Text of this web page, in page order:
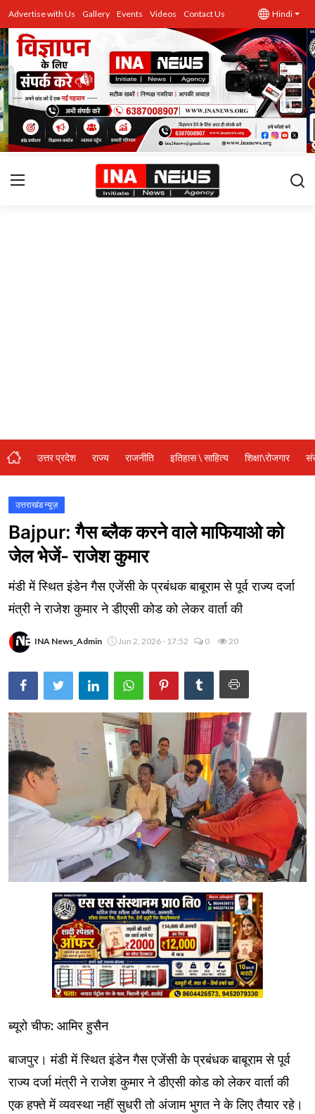
Advertise with Us Gallery Events Videos Contact Us Hindi
उत्तर प्रदेश
Advertise with Us
Events
राज्य
विशेष स्टोरी
अजब गजब
नई दिल्ली
कृषि
टेक्नोलॉजी / बिजनेस
वायरल न्यूज़
उत्तर प्रदेश राज्य राजनीति इतिहास \ साहित्य शिक्षा\रोजगार
उत्तराखंड न्यूज़
Bajpur: गैस ब्लैक करने वाले माफियाओ को
जेल भेजें- राजेश कुमार
मंडी में स्थित इंडेन गैस एजेंसी के प्रबंधक बाबूराम से पूर्व राज्य दर्जा
मंत्री ने राजेश कुमार ने डीएसी कोड को लेकर वार्ता की
INA News_Admin Jun 2, 2026 - 17:52 0 20
ब्यूरो चीफ: आमिर हुसैन
बाजपुर। मंडी में स्थित इंडेन गैस एजेंसी के प्रबंधक बाबूराम से पूर्व
राज्य दर्जा मंत्री ने राजेश कुमार ने डीएसी कोड को लेकर वार्ता की
एक हफ्ते में व्यवस्था नहीं सुधरी तो अंजाम भुगत ने के लिए तैयार रहे।